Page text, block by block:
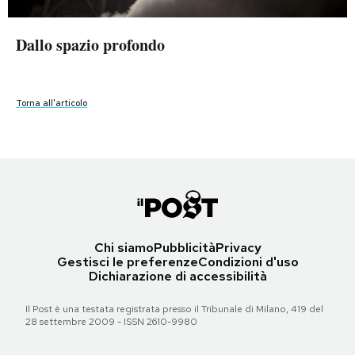
CALENDARIO
Area Personale
Dallo spazio profondo
Torna all'articolo
Dallo spazio profondo
Dallo spazio profondo
Dallo spazio profondo
Dallo spazio profondo
Dallo spazio profondo
Dallo spazio profondo
Dallo spazio profondo
Torna all'articolo
Torna all'articolo
Chi siamoPubblicitàPrivacy
Gestisci le preferenzeCondizioni d'uso
Dichiarazione di accessibilità
Il Post è una testata registrata presso il Tribunale di Milano, 419 del
28 settembre 2009 - ISSN 2610-9980